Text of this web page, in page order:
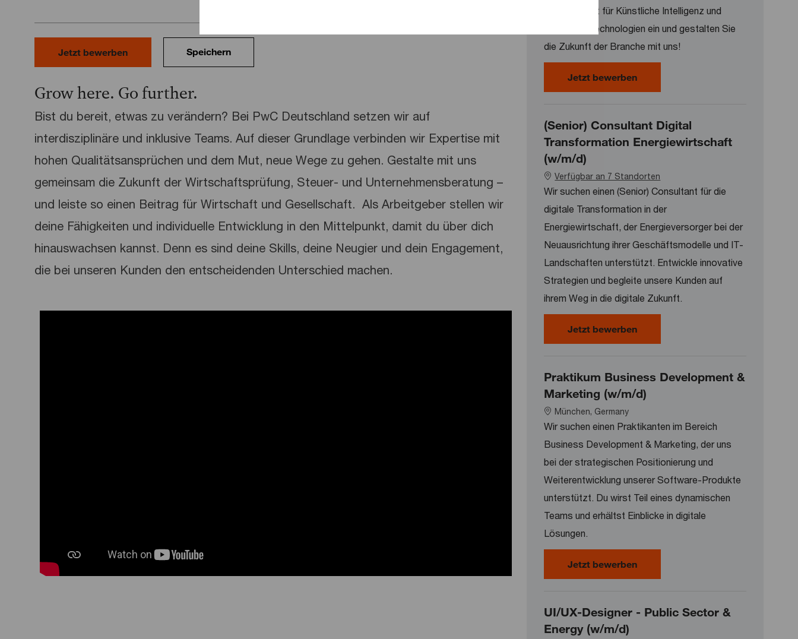
Jetzt bewerben Speichern
Grow here. Go further.
Bist du bereit, etwas zu verändern? Bei PwC Deutschland setzen wir auf
interdisziplinäre und inklusive Teams. Auf dieser Grundlage verbinden wir Expertise mit
hohen Qualitätsansprüchen und dem Mut, neue Wege zu gehen. Gestalte mit uns
gemeinsam die Zukunft der Wirtschaftsprüfung, Steuer- und Unternehmensberatung –
und leiste so einen Beitrag für Wirtschaft und Gesellschaft. ​ Als Arbeitgeber stellen wir
deine Fähigkeiten und individuelle Entwicklung in den Mittelpunkt, damit du über dich
hinauswachsen kannst. Denn es sind deine Skills, deine Neugier und dein Engagement,
die bei unseren Kunden den entscheidenden Unterschied machen.
Leidenschaft für Künstliche Intelligenz und
innovative Technologien ein und gestalten Sie
die Zukunft der Branche mit uns!
Jetzt bewerben(Senior) Consultant AI-
(Senior) Consultant Digital
Transformation Energiewirtschaft
(w/m/d)
Verfügbar an 7 Standorten
Wir suchen einen (Senior) Consultant für die
digitale Transformation in der
Energiewirtschaft, der Energieversorger bei der
Neuausrichtung ihrer Geschäftsmodelle und IT-
Landschaften unterstützt. Entwickle innovative
Strategien und begleite unsere Kunden auf
ihrem Weg in die digitale Zukunft.
Jetzt bewerben(Senior) Consultant Digital
Praktikum Business Development &
Marketing (w/m/d)
Location
München, Germany
Wir suchen einen Praktikanten im Bereich
Business Development & Marketing, der uns
bei der strategischen Positionierung und
Weiterentwicklung unserer Software-Produkte
unterstützt. Du wirst Teil eines dynamischen
Teams und erhältst Einblicke in digitale
Lösungen.
Jetzt bewerbenPraktikum Business Development
UI/UX-Designer - Public Sector &
Energy (w/m/d)